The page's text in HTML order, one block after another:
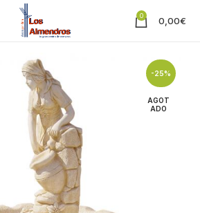
0 0,00€
-25%
AGOT
ADO